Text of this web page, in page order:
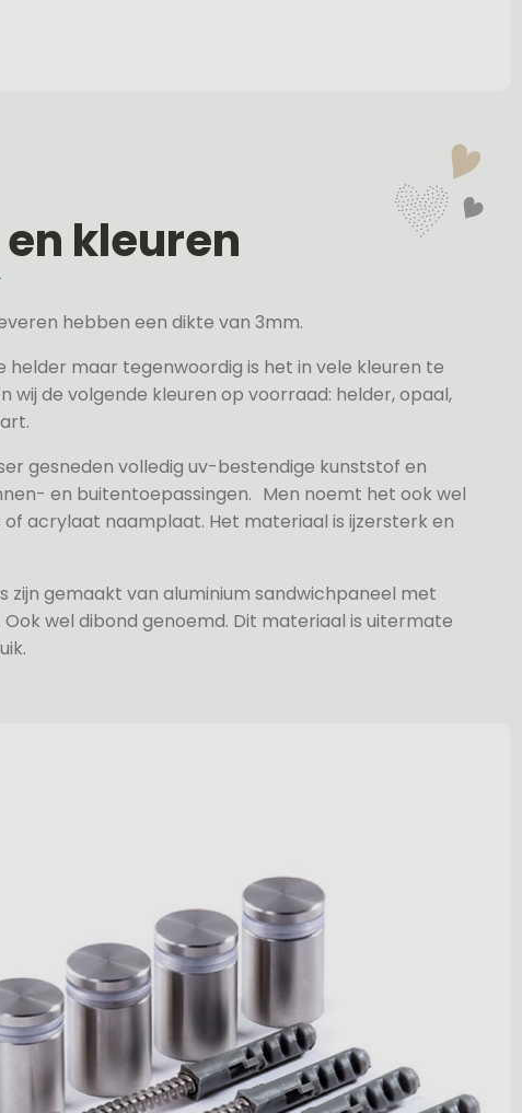
kleuren
hebben een dikte van 3mm.
helder maar tegenwoordig is het in vele kleuren te
wij de volgende kleuren op voorraad: helder, opaal,
gesneden volledig uv-bestendige kunststof en
en buitentoepassingen. Men noemt het ook wel
acrylaat naamplaat. Het materiaal is ijzersterk en
zijn gemaakt van aluminium sandwichpaneel met
wel dibond genoemd. Dit materiaal is uitermate